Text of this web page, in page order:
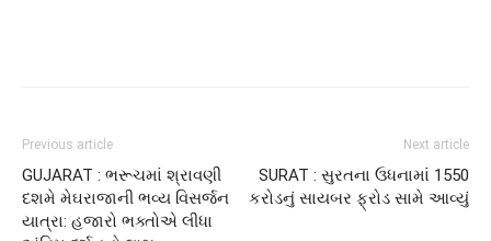
Previous article
GUJARAT : ભરૂચમાં શ્રાવણી
દશમે મેઘરાજાની ભવ્ય વિસર્જન
યાત્રા: હજારો ભક્તોએ લીધા
Next article
SURAT : સુરતના ઉધનામાં 1550
કરોડનું સાયબર ફ્રોડ સામે આવ્યું